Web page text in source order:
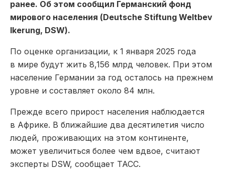
ранее. Об этом сообщил Германский фонд
мирового населения (Deutsche Stiftung Weltbev
lkerung, DSW).
По оценке организации, к 1 января 2025 года
в мире будут жить 8,156 млрд человек. При этом
население Германии за год осталось на прежнем
уровне и составляет около 84 млн.
Прежде всего прирост населения наблюдается
в Африке. В ближайшие два десятилетия число
людей, проживающих на этом континенте,
может увеличиться более чем вдвое, считают
эксперты DSW, сообщает ТАСС.